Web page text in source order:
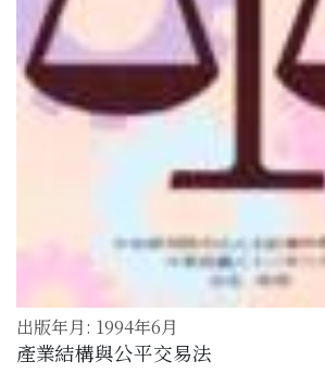
出版年月: 1994年6月
產業結構與公平交易法